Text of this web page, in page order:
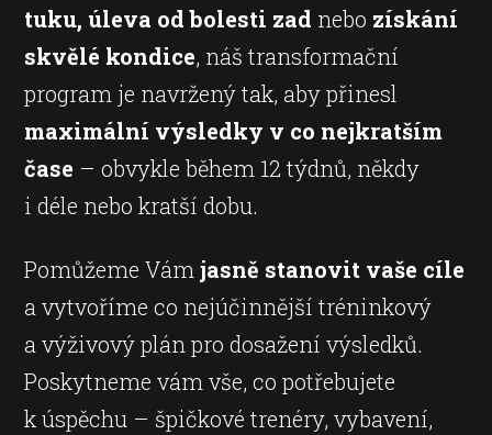
tuku, úleva od bolesti zad nebo získání
skvělé kondice, náš transformační
program je navržený tak, aby přinesl
maximální výsledky v co nejkratším
čase – obvykle během 12 týdnů, někdy
i déle nebo kratší dobu.
Pomůžeme Vámjasně stanovit vaše cíle
a vytvoříme co nejúčinnější tréninkový
a výživový plán pro dosažení výsledků.
Poskytneme vám vše, co potřebujete
k úspěchu – špičkové trenéry, vybavení,